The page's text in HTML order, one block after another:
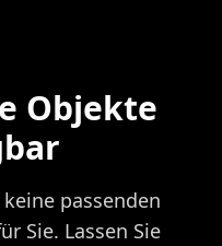
Objekte
passenden
Sie. Lassen Sie